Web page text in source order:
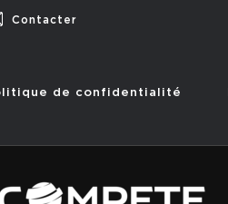
Contacter
de confidentialité